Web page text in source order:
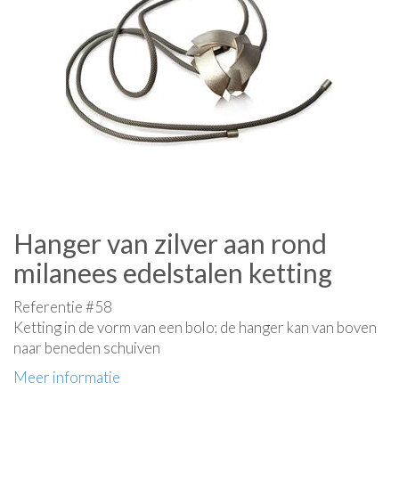
Hanger van zilver aan rond
milanees edelstalen ketting
Referentie #58
Ketting in de vorm van een bolo; de hanger kan van boven
naar beneden schuiven
Meer informatie